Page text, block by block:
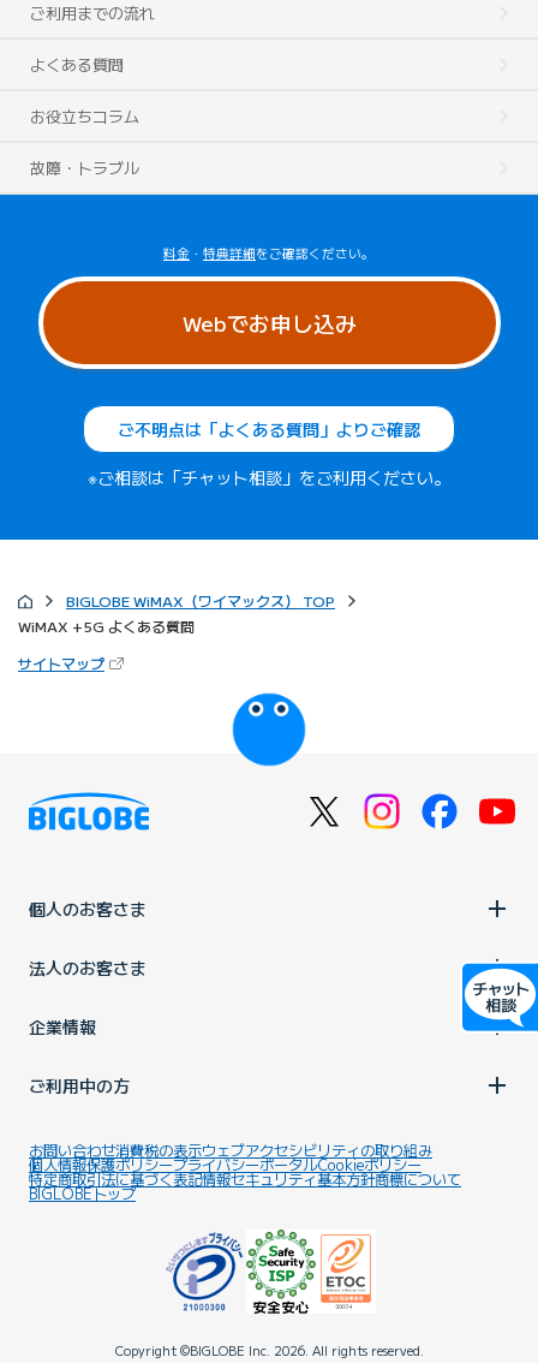
ご利用までの流れ
よくある質問
お役立ちコラム
故障・トラブル
料金 ・ 特典詳細をご確認ください。
Webでお申し込み
ご不明点は「よくある質問」よりご確認
※ご相談は「チャット相談」をご利用ください。
BIGLOBE WiMAX（ワイマックス） TOP
WiMAX +5G よくある質問
サイトマップ（新しいタブで開きます）
びっぷるのページ
個人のお客さま
法人のお客さま
企業情報
ご利用中の方
お問い合わせ消費税の表示ウェブアクセシビリティの取り組み
個人情報保護ポリシープライバシーポータルCookieポリシー
特定商取引法に基づく表記情報セキュリティ基本方針商標について
BIGLOBEトップ
Copyright ©BIGLOBE Inc. 2026. All rights reserved.